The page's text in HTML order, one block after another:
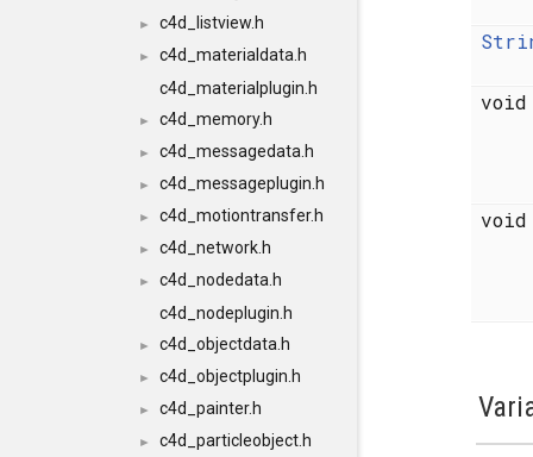
► c4d_listview.h
►
c4d_materialdata.h
c4d_materialplugin.h
► c4d_memory.h
► c4d_messagedata.h
► c4d_messageplugin.h
► c4d_motiontransfer.h
► c4d_network.h
►
c4d_nodedata.h
c4d_nodeplugin.h
► c4d_objectdata.h
► c4d_objectplugin.h
► c4d_painter.h
► c4d_particleobject.h